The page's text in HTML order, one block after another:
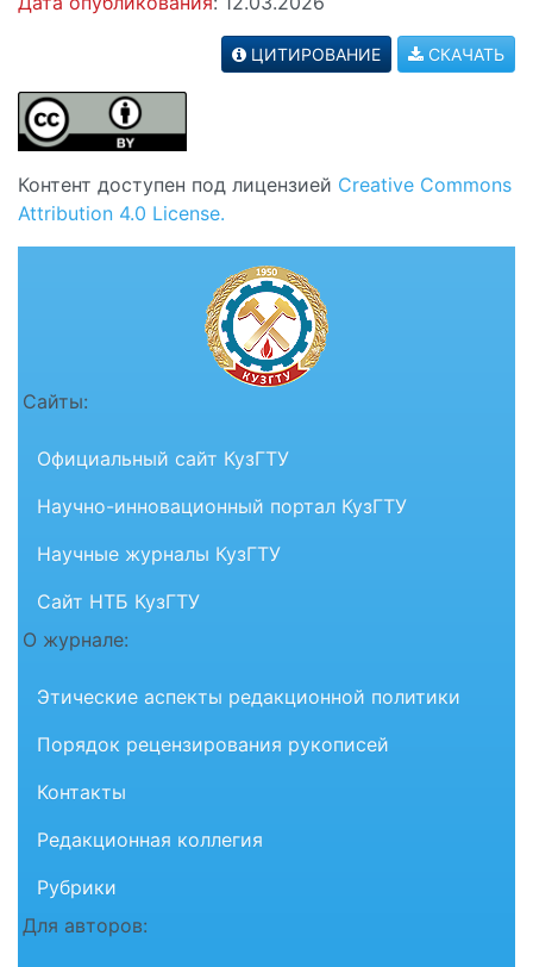
ЦИТИРОВАНИЕ СКАЧАТЬ
Контент доступен под лицензией Creative Commons
Attribution 4.0 License.
Сайты:
Официальный сайт КузГТУ
Научно-инновационный портал КузГТУ
Научные журналы КузГТУ
Сайт НТБ КузГТУ
О журнале:
Этические аспекты редакционной политики
Порядок рецензирования рукописей
Контакты
Редакционная коллегия
Рубрики
Для авторов: